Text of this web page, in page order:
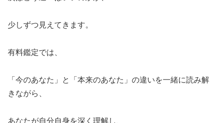
少しずつ見えてきます。
有料鑑定では、
「今のあなた」と「本来のあなた」の違いを一緒に読み解
きながら、
あなたが自分自身を深く理解し、